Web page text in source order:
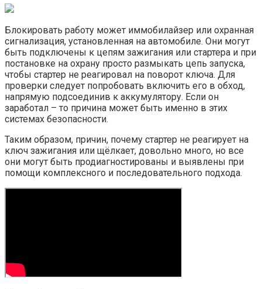
Блокировать работу может иммобилайзер или охранная
сигнализация, установленная на автомобиле. Они могут
быть подключены к цепям зажигания или стартера и при
постановке на охрану просто размыкать цепь запуска,
чтобы стартер не реагировал на поворот ключа. Для
проверки следует попробовать включить его в обход,
напрямую подсоединив к аккумулятору. Если он
заработал – то причина может быть именно в этих
системах безопасности.
Таким образом, причин, почему стартер не реагирует на
ключ зажигания или щёлкает, довольно много, но все
они могут быть продиагностированы и выявлены при
помощи комплексного и последовательного подхода.